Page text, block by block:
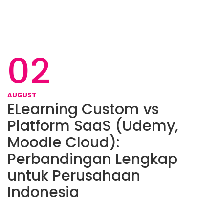
02
AUGUST
ELearning Custom vs
Platform SaaS (Udemy,
Moodle Cloud):
Perbandingan Lengkap
untuk Perusahaan
Indonesia